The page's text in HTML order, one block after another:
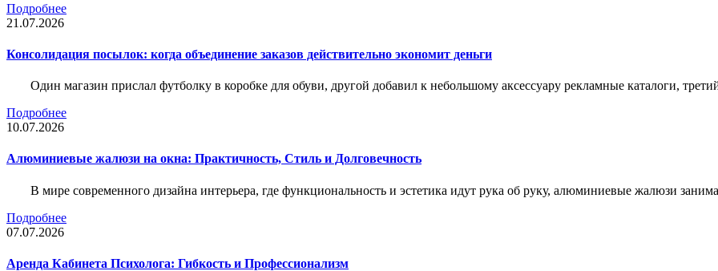
Подробнее
21.07.2026
Консолидация посылок: когда объединение заказов действительно экономит деньги
Один магазин прислал футболку в коробке для обуви, другой добавил к небольшому аксессуару рекламные каталоги,
Подробнее
10.07.2026
Алюминиевые жалюзи на окна: Практичность, Стиль и Долговечность
В мире современного дизайна интерьера, где функциональность и эстетика идут рука об руку, алюминиевые жалюзи
Подробнее
07.07.2026
Аренда Кабинета Психолога: Гибкость и Профессионализм